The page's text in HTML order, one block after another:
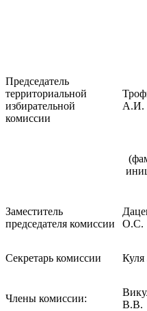
Председатель
территориальной
избирательной
комиссии
А.И.
Заместитель
председателя комиссии
О.С.
Секретарь комиссии
Члены комиссии:
В.В.